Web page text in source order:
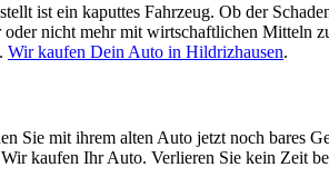
ist ein kaputtes Fahrzeug. Ob der
nicht mehr mit wirtschaftlichen Mitteln
Wir kaufen Dein Auto in Hildrizhausen.
Sie mit ihrem alten Auto jetzt noch bares
kaufen Ihr Auto. Verlieren Sie kein Zeit